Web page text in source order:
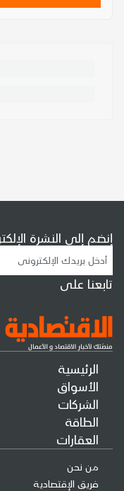
الرئيسية
الأسواق
الشركات
الطاقة
العقارات
من نحن
فريق الإقتصادية
إنضم إلى النشرة
تابعنا على